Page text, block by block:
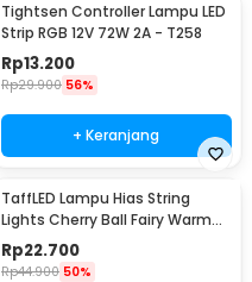
Tightsen Controller Lampu LED
Strip RGB 12V 72W 2A - T258
Rp13.200
Rp29.900 56%
+ Keranjang
TaffLED Lampu Hias String
Lights Cherry Ball Fairy Warm
White 5M - LY20W
Rp22.700
Rp44.900 50%